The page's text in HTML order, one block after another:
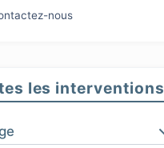
nous
les interventions